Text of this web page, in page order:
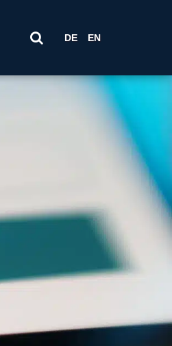
DE EN